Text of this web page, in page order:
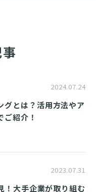
2024.07.24
グとは？活用方法やア
ご紹介！
2023.07.31
！大手企業が取り組む